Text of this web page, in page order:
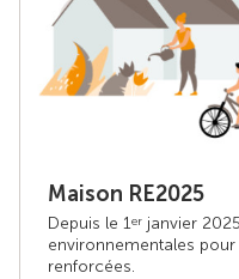
Maison RE2025
Depuis le 1er janvier
environnementales
renforcées.